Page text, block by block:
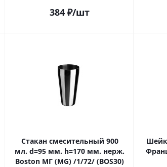
384 ₽/шт
Стакан смесительный 900
мл. d=95 мм. h=170 мм. нерж.
Boston МГ (MG) /1/72/ (BOS30)
Шейкер